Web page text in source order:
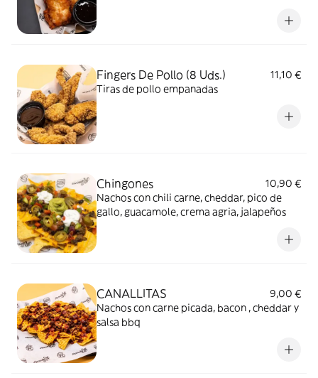
Fingers De Pollo (8 Uds.)
11,10 €
Tiras de pollo empanadas
Chingones
10,90 €
Nachos con chili carne, cheddar, pico de
gallo, guacamole, crema agria, jalapeños
CANALLITAS
9,00 €
Nachos con carne picada, bacon , cheddar y
salsa bbq